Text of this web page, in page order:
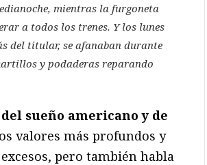
mientras la furgoneta
a todos los trenes. Y los lunes
del titular, se afanaban durante
y podaderas reparando
sueño americano y de
valores más profundos y
pero también habla